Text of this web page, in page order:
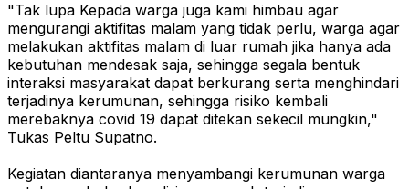
"Tak lupa Kepada warga juga kami himbau agar
mengurangi aktifitas malam yang tidak perlu, warga agar
melakukan aktifitas malam di luar rumah jika hanya ada
kebutuhan mendesak saja, sehingga segala bentuk
interaksi masyarakat dapat berkurang serta menghindari
terjadinya kerumunan, sehingga risiko kembali
merebaknya covid 19 dapat ditekan sekecil mungkin,"
Tukas Peltu Supatno.
Kegiatan diantaranya menyambangi kerumunan warga